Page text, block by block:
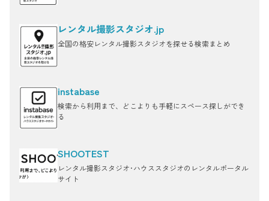
レンタル撮影スタジオ.jp
全国の格安レンタル撮影スタジオを探せる検索まとめ
instabase
検索から利用まで、どこよりも手軽にスペース探しができ
る
SHOOTEST
レンタル撮影スタジオ･ハウススタジオのレンタルポータル
サイト